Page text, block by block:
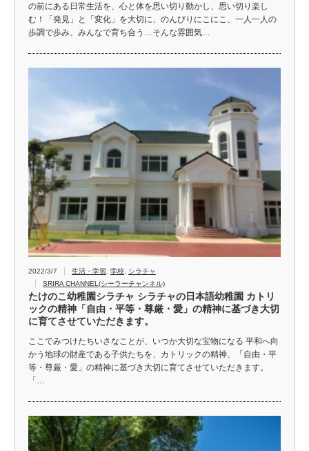
の前にある日常生活を、心と体を思い切り動かし、思い切り楽し
む！「発見」と「変化」を大切に、のんびりにこにこ、一人一人の
歩調で歩み、みんなで育ち合う…そんな雰囲気…
2022/3/7 生活・学習 学校
シラチャ
SRIRA CHANNEL(シーラーチャンネル)
たけのこ幼稚園シラチャ シラチャの日本語幼稚園 カトリ
ックの精神「自由・平等・尊厳・愛」の精神に基づき大切
に育てさせていただきます。
ここでみつけたちいさなことが、いつか大切な宝物になる 平和へ向
かう地球の財産である子供たちを、カトリックの精神、「自由・平
等・尊厳・愛」の精神に基づき大切に育てさせていただきます。
「…